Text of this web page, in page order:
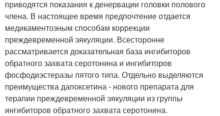
приводятся показания к денервации головки полового
члена. В настоящее время предпочтение отдается
медикаментозным способам коррекции
преждевременной эякуляции. Всесторонне
рассматривается доказательная база ингибиторов
обратного захвата серотонина и ингибиторов
фосфодиэстеразы пятого типа. Отдельно выделяются
преимущества дапоксетина - нового препарата для
терапии преждевременной эякуляции из группы
ингибиторов обратного захвата серотонина.